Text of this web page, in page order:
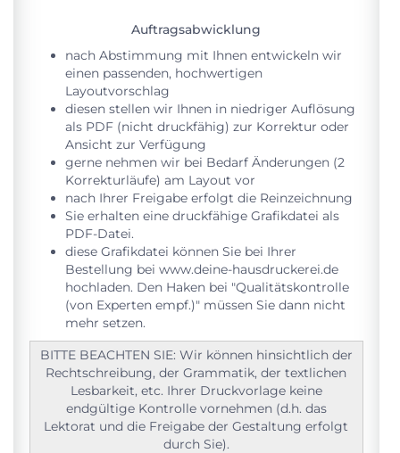
Auftragsabwicklung
nach Abstimmung mit Ihnen entwickeln wir
einen passenden, hochwertigen
Layoutvorschlag
diesen stellen wir Ihnen in niedriger Auflösung
als PDF (nicht druckfähig) zur Korrektur oder
Ansicht zur Verfügung
gerne nehmen wir bei Bedarf Änderungen (2
Korrekturläufe) am Layout vor
nach Ihrer Freigabe erfolgt die Reinzeichnung
Sie erhalten eine druckfähige Grafikdatei als
PDF-Datei.
diese Grafikdatei können Sie bei Ihrer
Bestellung bei www.deine-hausdruckerei.de
hochladen. Den Haken bei "Qualitätskontrolle
(von Experten empf.)" müssen Sie dann nicht
mehr setzen.
BITTE BEACHTEN SIE: Wir können hinsichtlich der
Rechtschreibung, der Grammatik, der textlichen
Lesbarkeit, etc. Ihrer Druckvorlage keine
endgültige Kontrolle vornehmen (d.h. das
Lektorat und die Freigabe der Gestaltung erfolgt
durch Sie).